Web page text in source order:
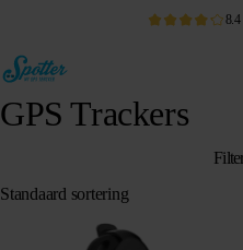
8.4
GPS Trackers